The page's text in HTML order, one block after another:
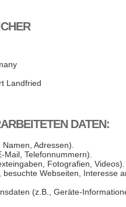
Landfried
DATEN:
Adressen).
Mail, Telefonnummern).
Fotografien, Videos).
Webseiten, Interesse
(z.B., Geräte-